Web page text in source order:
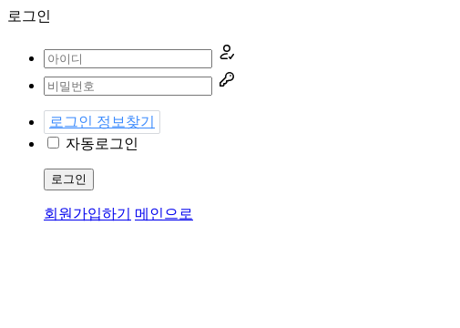
로그인
로그인 정보찾기
자동로그인
로그인
회원가입하기 메인으로